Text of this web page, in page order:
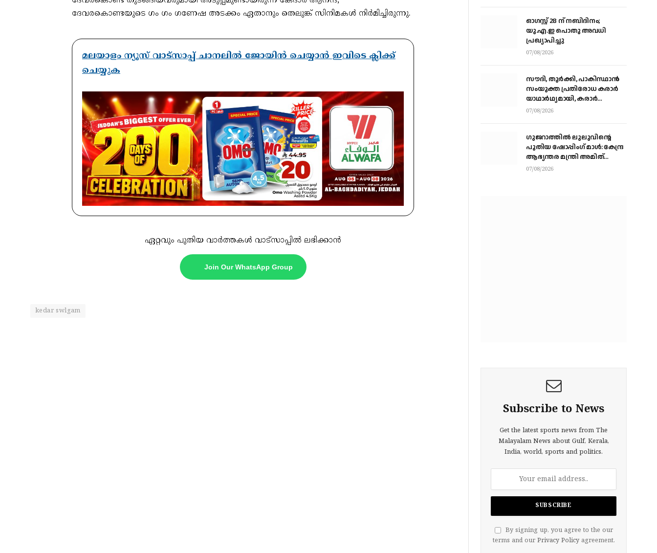
ദേവരകൊണ്ടയുടെ ഗം ഗം ഗണേഷ അടക്കം ഏതാനും തെലുങ്ക് സിനിമകൾ നിർമിച്ചിരുന്നു.
മലയാളം ന്യൂസ് വാട്സാപ്പ് ചാനലിൽ ജോയിൻ ചെയ്യാൻ ഇവിടെ ക്ലിക്ക്
ചെയ്യുക
ഏറ്റവും പുതിയ വാർത്തകൾ വാട്സാപ്പിൽ ലഭിക്കാൻ
Join Our WhatsApp Group
kedar swlgam
ഓഗസ്റ്റ് 28 ന് നബിദിനം;
യു.എ.ഇ പൊതു അവധി
പ്രഖ്യാപിച്ചു
07/08/2026
സൗദി, തുര്‍ക്കി, പാകിസ്ഥാന്‍
സംയുക്ത പ്രതിരോധ കരാര്‍
യാഥാര്‍ഥ്യമായി, കരാര്‍
ഒപ്പുവെച്ചത് വിശുദ്ധ ഹറമിന്റെ
07/08/2026
ഗുജറാത്തിൽ ലുലുവിന്റെ
പുതിയ ഷോപ്പിംഗ് മാൾ: കേന്ദ്ര
ആഭ്യന്തര മന്ത്രി അമിത്
ഷായുമായി കൂടിക്കാഴ്ച
07/08/2026
Subscribe to News
Get the latest sports news from The
Malayalam News about Gulf, Kerala,
India, world, sports and politics.
By signing up, you agree to the our
terms and our Privacy Policyagreement.